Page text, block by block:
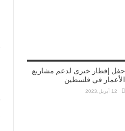
حفل إفطار خيري لدعم مشاريع
الأعمار في فلسطين
12 أبريل,2023